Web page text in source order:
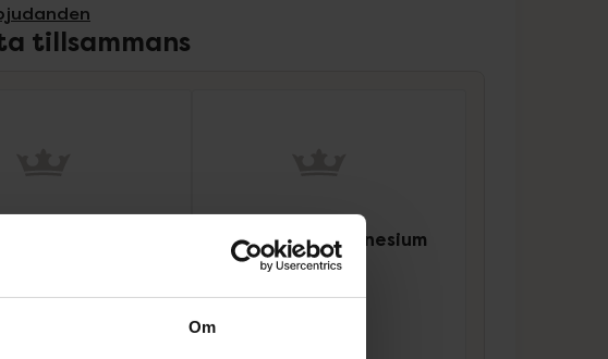
Om
tillsammans
Great Earth Magnesium
375 mg
Tabletter 100 st
Kosttillskott